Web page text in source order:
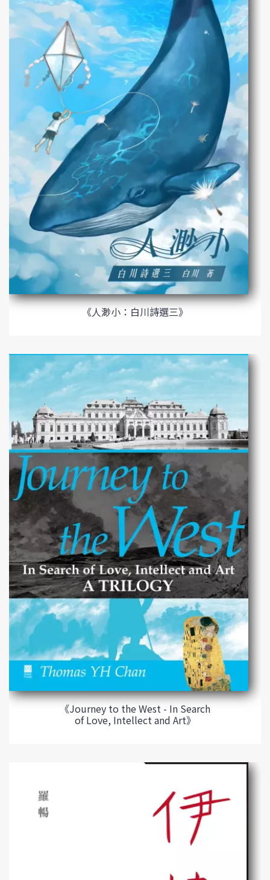
《人渺小：白川詩選三》
《Journey to the West - In Search
of Love, Intellect and Art》